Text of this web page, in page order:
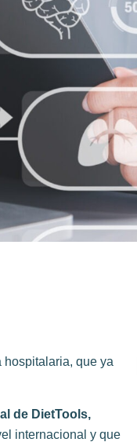
que ya
de DietTools,
internacional y que